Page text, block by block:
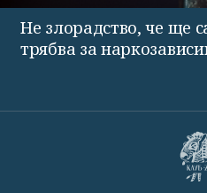
Не злорадство, че ще
трябва за